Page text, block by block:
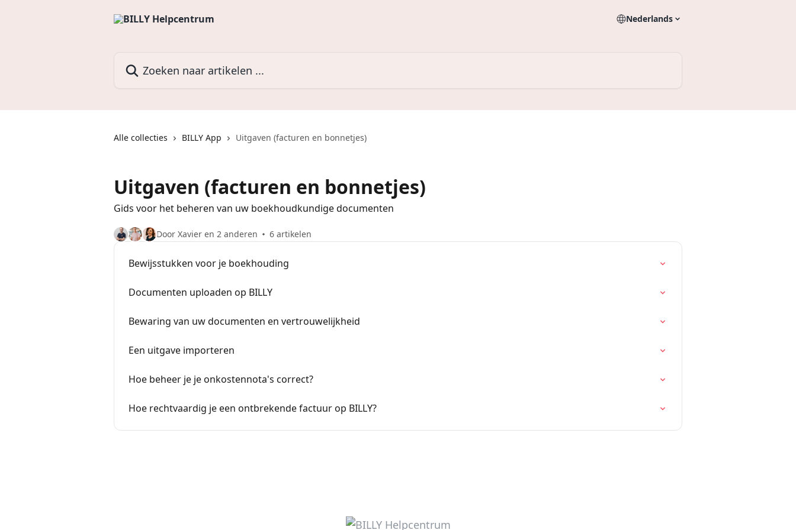
Nederlands
Alle collecties BILLY App Uitgaven (facturen en bonnetjes)
Uitgaven (facturen en bonnetjes)
Gids voor het beheren van uw boekhoudkundige documenten
Door Xavier en 2 anderen 6 artikelen
Bewijsstukken voor je boekhouding
Documenten uploaden op BILLY
Bewaring van uw documenten en vertrouwelijkheid
Een uitgave importeren
Hoe beheer je je onkostennota's correct?
Hoe rechtvaardig je een ontbrekende factuur op BILLY?